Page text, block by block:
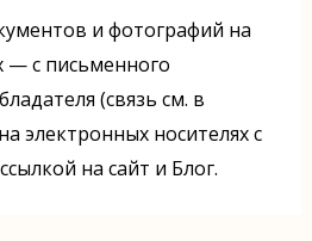
и фотографий на
— с письменного
(связь см. в
электронных носителях с
на сайт и Блог.